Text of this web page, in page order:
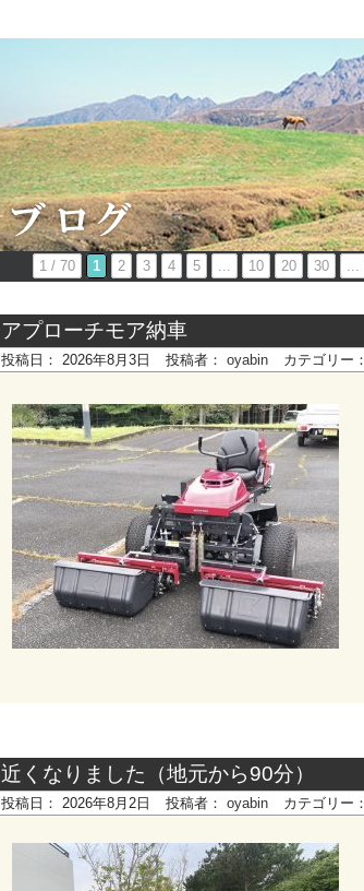
1 / 70 1 2 3 4 5 ... 10 20 30 ...
アプローチモア納車
投稿日： 2026年8月3日 投稿者： oyabin カテゴリー：
近くなりました（地元から90分）
投稿日： 2026年8月2日 投稿者： oyabin カテゴリー：